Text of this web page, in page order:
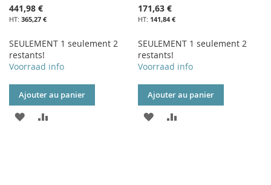
441,98 €
365,27 €
SEULEMENT 1 seulement 2
restants!
Voorraad info
Ajouter au panier
AJOUTER
171,63 €
141,84 €
SEULEMENT 1 seulement 2
restants!
Voorraad info
Ajouter au panier
AJOUTER